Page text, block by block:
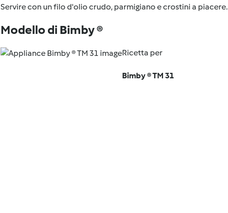
Servire con un filo d'olio crudo, parmigiano e crostini a piacere.
Modello di Bimby ®
Ricetta per
Bimby ® TM 31